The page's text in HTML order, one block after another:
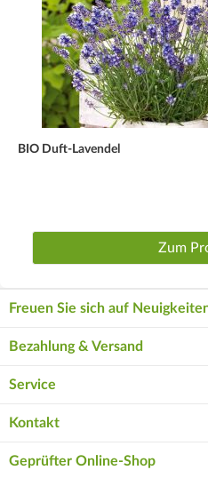
BIO Duft-Lavendel
Zum
Freuen Sie sich auf
Bezahlung & Versand
Service
Kontakt
Geprüfter Online-Shop